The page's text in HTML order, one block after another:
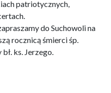
patriotycznych,
do Suchowoli na
rocznicą śmierci śp.
ks. Jerzego.